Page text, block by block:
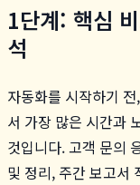
1단계: 핵심
석
자동화를 시작하기
서 가장 많은 시간과
것입니다. 고객 문의
및 정리, 주간 보고서